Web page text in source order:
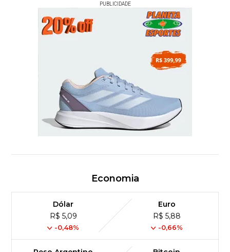
PUBLICIDADE
Economia
Dólar
R$ 5,09
-0,48%
Euro
R$ 5,88
-0,66%